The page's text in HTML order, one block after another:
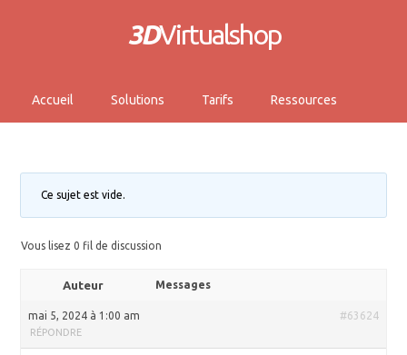
3DVirtualshop
Accueil Solutions Tarifs Ressources
Ce sujet est vide.
Vous lisez 0 fil de discussion
Auteur Messages
mai 5, 2024 à 1:00 am #63624
RÉPONDRE